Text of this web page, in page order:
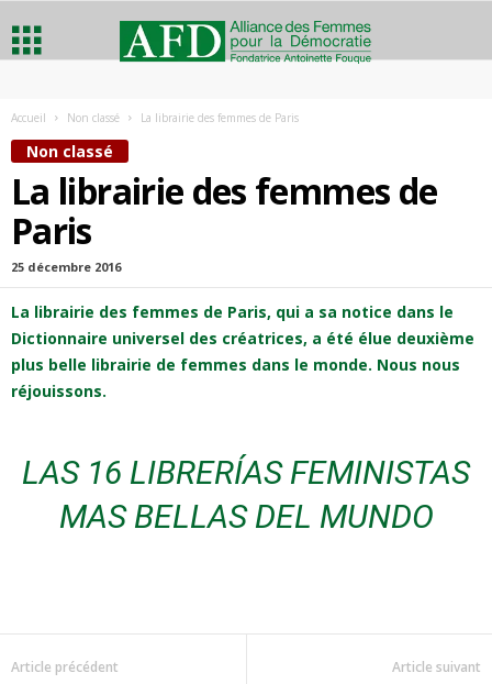
a
F
Accueil Non classé La librairie des femmes de Paris
Non classé
La librairie des femmes de
Paris
25 décembre 2016
La librairie des femmes de Paris, qui a sa notice dans le
Dictionnaire universel des créatrices, a été élue deuxième
plus belle librairie de femmes dans le monde. Nous nous
réjouissons.
LAS 16 LIBRERÍAS FEMINISTAS
MAS BELLAS DEL MUNDO
Article précédent Article suivant